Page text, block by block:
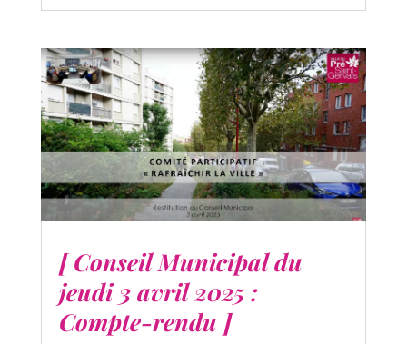
[ Conseil Municipal du
jeudi 3 avril 2025 :
Compte-rendu ]